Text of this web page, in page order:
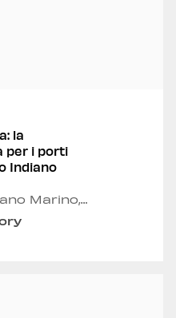
la
per i porti
Indiano
Marino,